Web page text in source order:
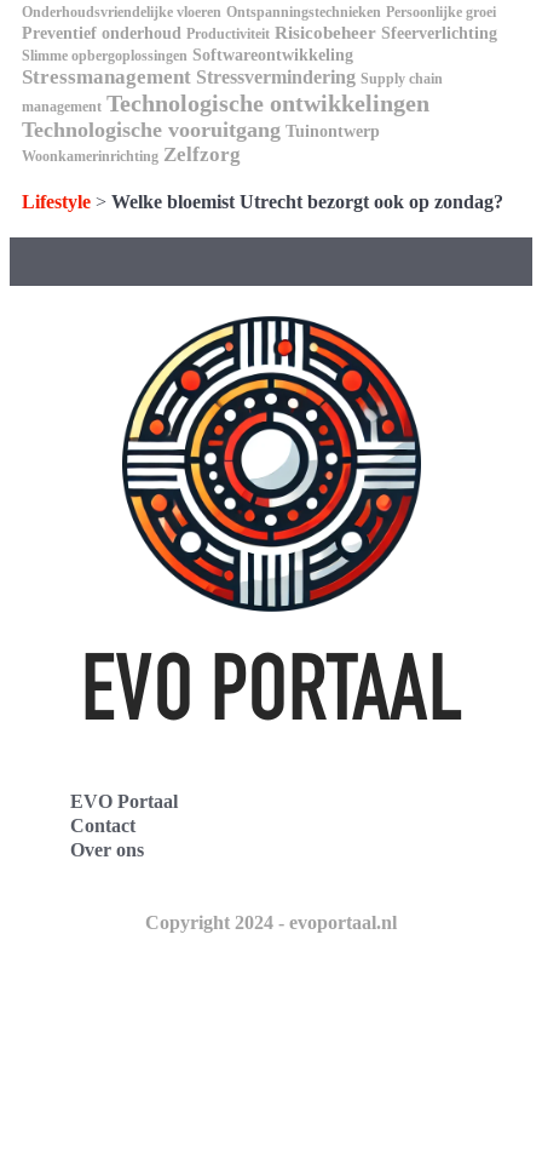
Onderhoudsvriendelijke vloeren Ontspanningstechnieken Persoonlijke groei
Preventief onderhoud Productiviteit Risicobeheer Sfeerverlichting
Slimme opbergoplossingen Softwareontwikkeling
Stressmanagement Stressvermindering Supply chain
management Technologische ontwikkelingen
Technologische vooruitgang Tuinontwerp
Woonkamerinrichting Zelfzorg
Lifestyle > Welke bloemist Utrecht bezorgt ook op zondag?
EVO Portaal
Contact
Over ons
Copyright 2024 - evoportaal.nl